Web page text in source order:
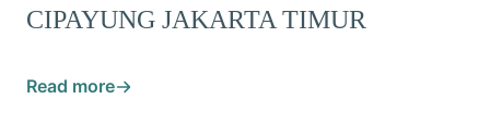
CIPAYUNG JAKARTA TIMUR
Read more